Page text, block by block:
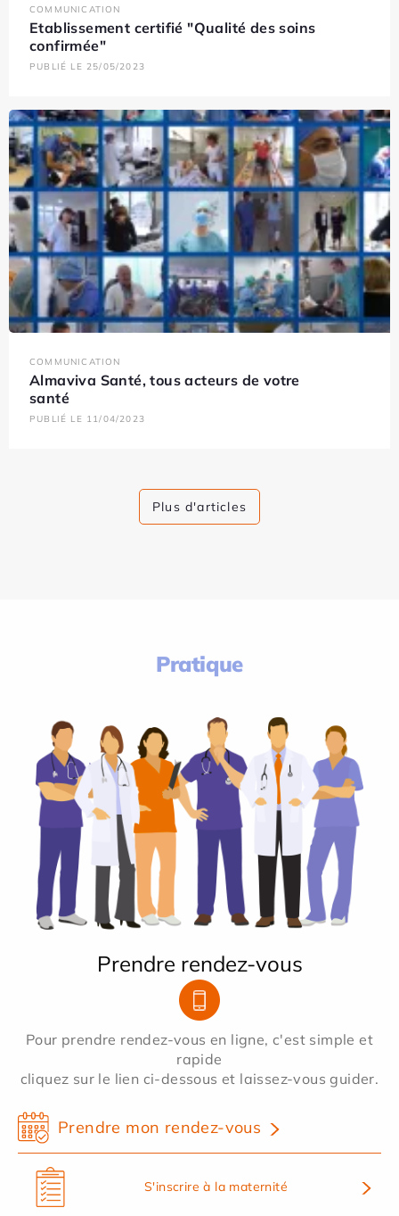
COMMUNICATION
Etablissement certifié "Qualité des soins
confirmée"
PUBLIÉ LE 25/05/2023
COMMUNICATION
Almaviva Santé, tous acteurs de votre
santé
PUBLIÉ LE 11/04/2023
Plus d'articles
Pratique
Prendre rendez-vous
Pour prendre rendez-vous en ligne, c'est simple et
rapide
cliquez sur le lien ci-dessous et laissez-vous guider.
Prendre mon rendez-vous
S'inscrire à la maternité